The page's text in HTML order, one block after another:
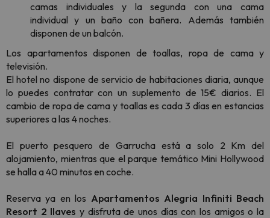
camas individuales y la segunda con una cama
individual y un baño con bañera. Además también
disponen de un balcón.
Los apartamentos disponen de toallas, ropa de cama y
televisión.
El hotel no dispone de servicio de habitaciones diaria, aunque
lo puedes contratar con un suplemento de 15€ diarios. El
cambio de ropa de cama y toallas es cada 3 días en estancias
superiores a las 4 noches.
El puerto pesquero de Garrucha está a solo 2 Km del
alojamiento, mientras que el parque temático Mini Hollywood
se halla a 40 minutos en coche.
Reserva ya en los Apartamentos Alegria Infiniti Beach
Resort 2 llaves y disfruta de unos días con los amigos o la